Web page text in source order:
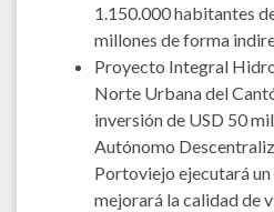
1.150.000 habitantes
millones de forma
Proyecto Integral
Norte Urbana del
inversión de USD 50
Autónomo
Portoviejo ejecutará
mejorará la calidad de